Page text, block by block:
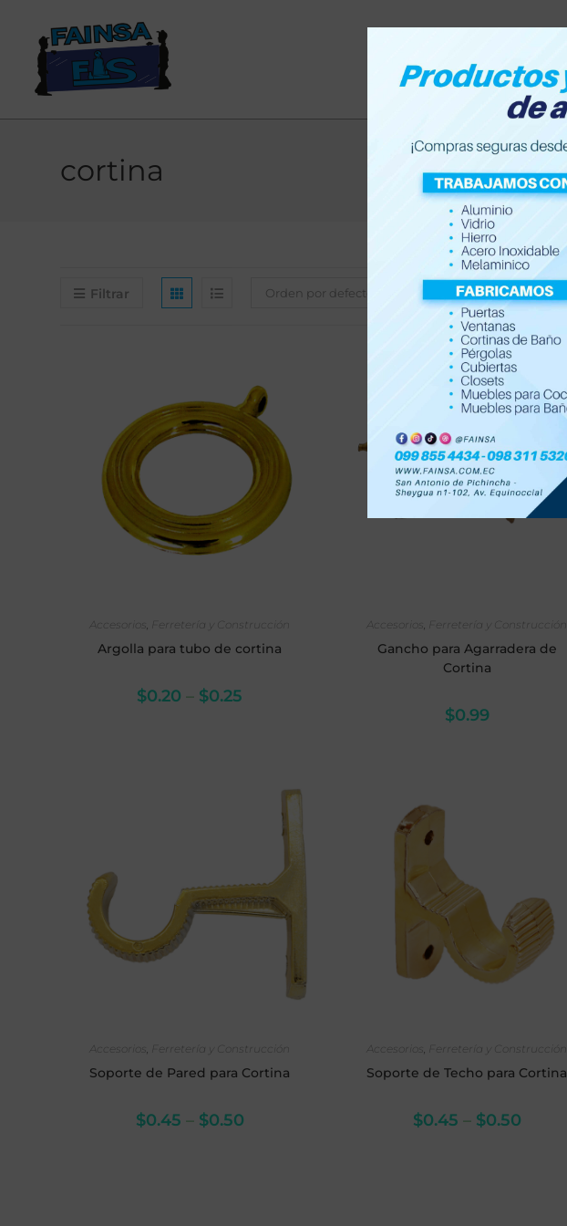
cortina
Filtrar Orden por defecto
Accesorios
Ferretería y Construcción
Argolla para tubo de cortina
$0.20 – $0.25
Accesorios
Ferretería y Construcción
Gancho para Agarradera de
Cortina
$0.99
Accesorios
Ferretería y Construcción
Soporte de Pared para Cortina
$0.45 – $0.50
Accesorios
Ferretería y Construcción
Soporte de Techo para Cortina
$0.45 – $0.50